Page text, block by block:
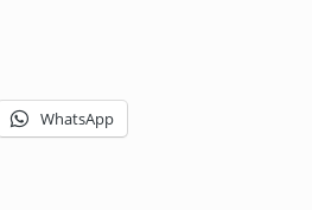
WhatsApp